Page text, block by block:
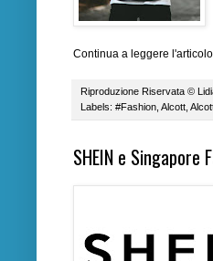
Continua a leggere
Riproduzione Riservata ©
Labels: #Fashion Alcott
SHEIN e Singapore